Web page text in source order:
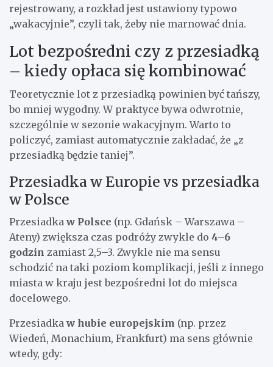
rejestrowany, a rozkład jest ustawiony typowo
„wakacyjnie”, czyli tak, żeby nie marnować dnia.
Lot bezpośredni czy z przesiadką
– kiedy opłaca się kombinować
Teoretycznie lot z przesiadką powinien być tańszy,
bo mniej wygodny. W praktyce bywa odwrotnie,
szczególnie w sezonie wakacyjnym. Warto to
policzyć, zamiast automatycznie zakładać, że „z
przesiadką będzie taniej”.
Przesiadka w Europie vs przesiadka
w Polsce
Przesiadkaw Polsce (np. Gdańsk – Warszawa –
Ateny) zwiększa czas podróży zwykle do 4–6
godzin zamiast 2,5–3. Zwykle nie ma sensu
schodzić na taki poziom komplikacji, jeśli z innego
miasta w kraju jest bezpośredni lot do miejsca
docelowego.
Przesiadkaw hubie europejskim (np. przez
Wiedeń, Monachium, Frankfurt) ma sens głównie
wtedy, gdy: